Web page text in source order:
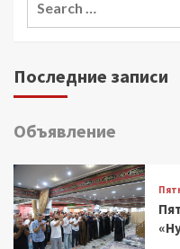
Последние записи
Объявление